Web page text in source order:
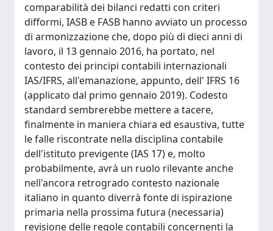
comparabilità dei bilanci redatti con criteri
difformi, IASB e FASB hanno avviato un processo
di armonizzazione che, dopo più di dieci anni di
lavoro, il 13 gennaio 2016, ha portato, nel
contesto dei principi contabili internazionali
IAS/IFRS, all'emanazione, appunto, dell' IFRS 16
(applicato dal primo gennaio 2019). Codesto
standard sembrerebbe mettere a tacere,
finalmente in maniera chiara ed esaustiva, tutte
le falle riscontrate nella disciplina contabile
dell'istituto previgente (IAS 17) e, molto
probabilmente, avrà un ruolo rilevante anche
nell'ancora retrogrado contesto nazionale
italiano in quanto diverrà fonte di ispirazione
primaria nella prossima futura (necessaria)
revisione delle regole contabili concernenti la